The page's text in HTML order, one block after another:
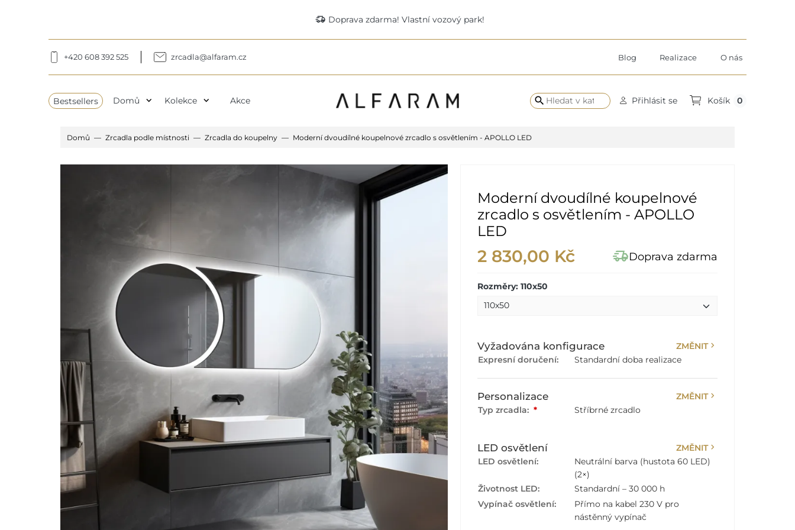
delivery_truck_speed Doprava zdarma! Vlastní vozový park!
+420 608 392 525 zrcadla@alfaram.cz Blog Realizace O nás
Bestsellers Domů expand_more Kolekce expand_more Akce search Přihlásit se Košík 0
Domů Zrcadla podle místnosti Zrcadla do koupelny Moderní dvoudílné koupelnové zrcadlo s osvětlením - APOLLO LED
Moderní dvoudílné koupelnové
zrcadlo s osvětlením - APOLLO
LED
2 830,00 Kč delivery_truck_speedDoprava zdarma
Rozměry: 110x50
Vyžadována konfigurace ZMĚNITchevron_right
Expresní doručení: Standardní doba realizace
Personalizace ZMĚNITchevron_right
Typ zrcadla: * Stříbrné zrcadlo
LED osvětlení ZMĚNITchevron_right
LED osvětlení:
Neutrální barva (hustota 60 LED)
(2×)
Životnost LED:
Standardní – 30 000 h
Vypínač osvětlení:
Přímo na kabel 230 V pro
nástěnný vypínač